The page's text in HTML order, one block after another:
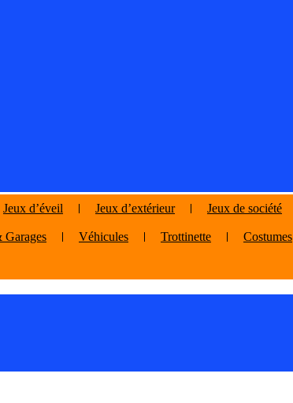
Jeux d’éveil Jeux d’extérieur Jeux de société
Véhicules Trottinette Costumes